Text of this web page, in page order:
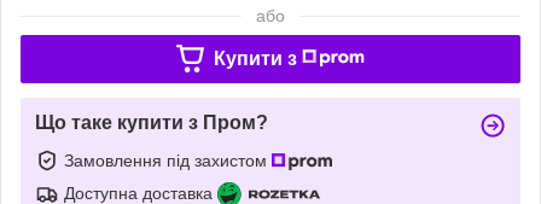
або
Купити з
Що таке купити з Пром?
Замовлення під захистом
Доступна доставка